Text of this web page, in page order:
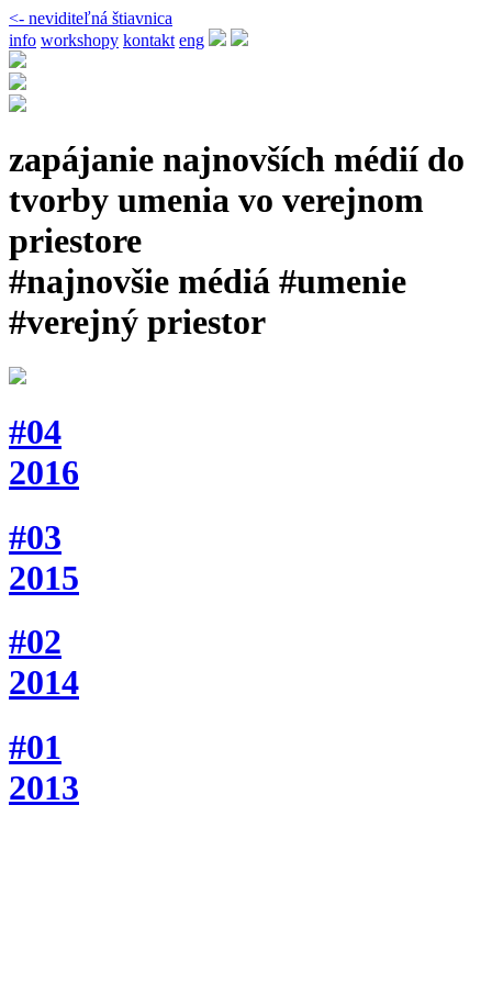
<- neviditeľná štiavnica
info workshopy kontakt eng
zapájanie najnovších médií do
tvorby umenia vo verejnom
priestore
#najnovšie médiá #umenie
#verejný priestor
#04
2016
#03
2015
#02
2014
#01
2013